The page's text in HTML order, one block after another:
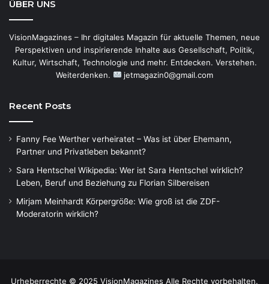
ÜBER UNS
VisionMagazines – Ihr digitales Magazin für aktuelle Themen, neue
Perspektiven und inspirierende Inhalte aus Gesellschaft, Politik,
Kultur, Wirtschaft, Technologie und mehr. Entdecken. Verstehen.
Weiterdenken.
jetmagazin0@gmail.com
Recent Posts
Fanny Fee Werther verheiratet – Was ist über Ehemann,
Partner und Privatleben bekannt?
Sara Hentschel Wikipedia: Wer ist Sara Hentschel wirklich?
Leben, Beruf und Beziehung zu Florian Silbereisen
Mirjam Meinhardt Körpergröße: Wie groß ist die ZDF-
Moderatorin wirklich?
Urheberrechte © 2025 VisionMagazines Alle Rechte vorbehalten.